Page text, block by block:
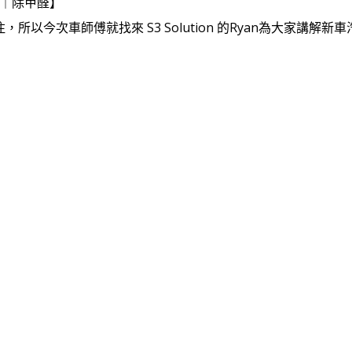
所以今次車師傅就找來 S3 Solution 的Ryan為大家講解新車